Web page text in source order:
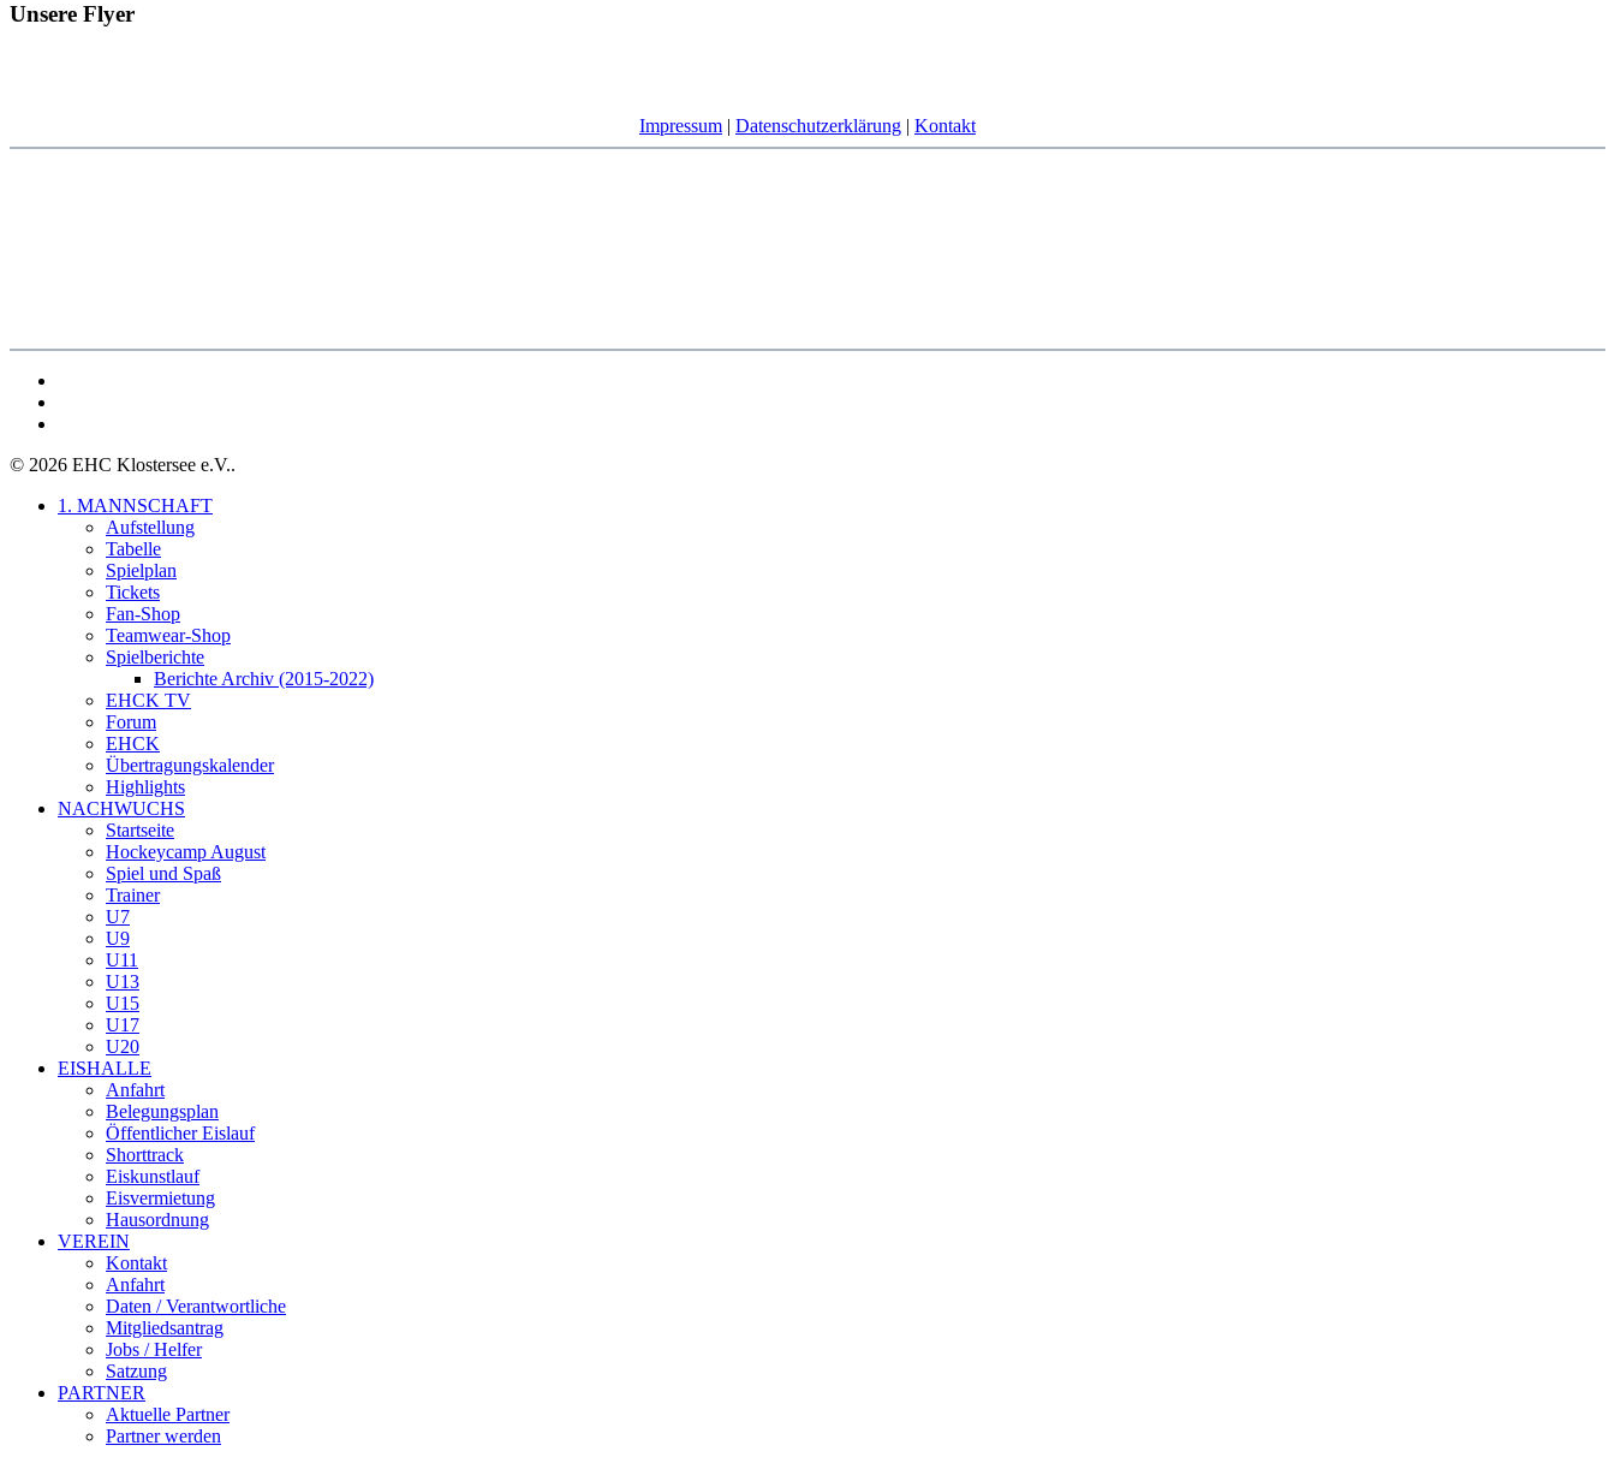
Unsere Flyer
Impressum | Datenschutzerklärung | Kontakt
© 2026 EHC Klostersee e.V..
Close
1. MANNSCHAFT
Aufstellung
Tabelle
Spielplan
Tickets
Fan-Shop
Teamwear-Shop
Spielberichte
Berichte Archiv (2015-2022)
EHCK TV
Forum
EHCK
Übertragungskalender
Highlights
NACHWUCHS
Startseite
Hockeycamp August
Spiel und Spaß
Trainer
U7
U9
U11
U13
U15
U17
U20
EISHALLE
Anfahrt
Belegungsplan
Öffentlicher Eislauf
Shorttrack
Eiskunstlauf
Eisvermietung
Hausordnung
VEREIN
Kontakt
Anfahrt
Daten / Verantwortliche
Mitgliedsantrag
Jobs / Helfer
Satzung
PARTNER
Aktuelle Partner
Partner werden